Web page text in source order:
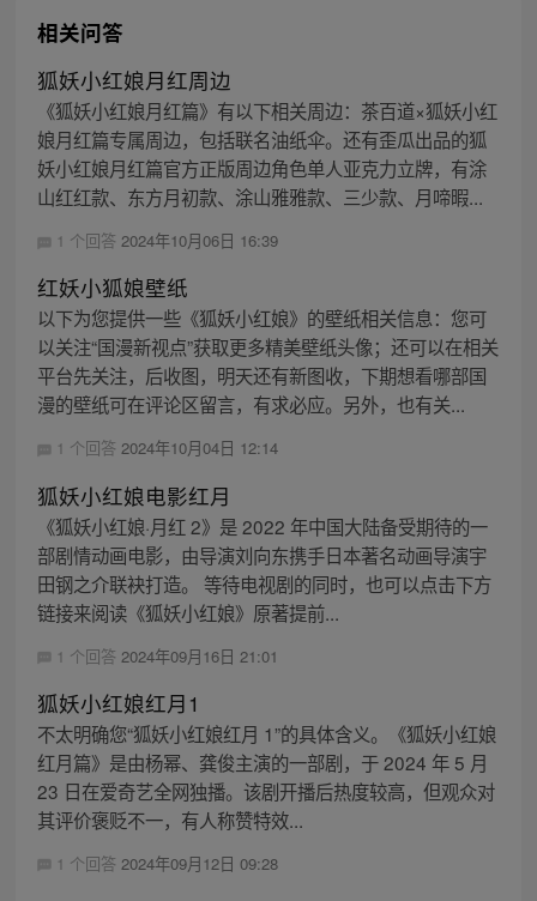
相关问答
狐妖小红娘月红周边
《狐妖小红娘月红篇》有以下相关周边：茶百道×狐妖小红
娘月红篇专属周边，包括联名油纸伞。还有歪瓜出品的狐
妖小红娘月红篇官方正版周边角色单人亚克力立牌，有涂
山红红款、东方月初款、涂山雅雅款、三少款、月啼暇...
1 个回答 2024年10月06日 16:39
红妖小狐娘壁纸
以下为您提供一些《狐妖小红娘》的壁纸相关信息：您可
以关注“国漫新视点”获取更多精美壁纸头像；还可以在相关
平台先关注，后收图，明天还有新图收，下期想看哪部国
漫的壁纸可在评论区留言，有求必应。另外，也有关...
1 个回答 2024年10月04日 12:14
狐妖小红娘电影红月
《狐妖小红娘·月红 2》是 2022 年中国大陆备受期待的一
部剧情动画电影，由导演刘向东携手日本著名动画导演宇
田钢之介联袂打造。 等待电视剧的同时，也可以点击下方
链接来阅读《狐妖小红娘》原著提前...
1 个回答 2024年09月16日 21:01
狐妖小红娘红月1
不太明确您“狐妖小红娘红月 1”的具体含义。《狐妖小红娘
红月篇》是由杨幂、龚俊主演的一部剧，于 2024 年 5 月
23 日在爱奇艺全网独播。该剧开播后热度较高，但观众对
其评价褒贬不一，有人称赞特效...
1 个回答 2024年09月12日 09:28